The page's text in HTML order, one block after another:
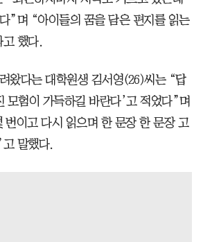
”며 “아이들의 꿈을 담은 편지를 읽는
고 했다.
왔다는 대학원생 김서영(26)씨는 “답
모험이 가득하길 바란다’고 적었다”며
번이고 다시 읽으며 한 문장 한 문장 고
말했다.